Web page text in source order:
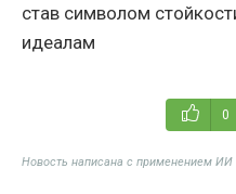
став символом
идеалам
0
Новость написана с применением ИИ